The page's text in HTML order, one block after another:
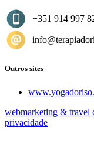
+351 914 997
Outros sites
webmarketing & travel
privacidade